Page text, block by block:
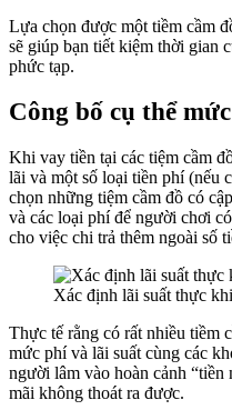
Lựa chọn được một tiềm cầm
sẽ giúp bạn tiết kiệm thời gian
phức tạp.
Công bố cụ thể
Khi vay tiền tại các tiệm cầm
lãi và một số loại tiền phí (nếu
chọn những tiệm cầm đồ có
và các loại phí để người chơi
cho việc chi trả thêm ngoài số
Xác định lãi suất thực
Thực tế rằng có rất nhiều tiềm
mức phí và lãi suất cùng các
người lâm vào hoàn cảnh “tiền
mãi không thoát ra được.